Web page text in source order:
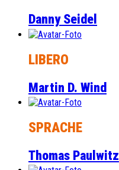
Danny Seidel
LIBERO
Martin D. Wind
SPRACHE
Thomas Paulwitz